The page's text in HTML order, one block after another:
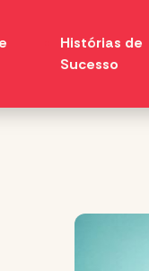
Histórias de
Sucesso